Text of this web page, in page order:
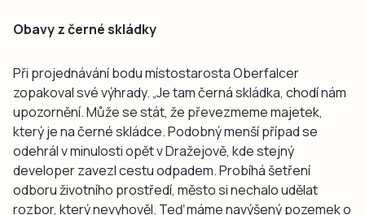
Obavy z černé skládky
Při projednávání bodu místostarosta Oberfalcer
zopakoval své výhrady. „Je tam černá skládka, chodí nám
upozornění. Může se stát, že převezmeme majetek,
který je na černé skládce. Podobný menší případ se
odehrál v minulosti opět v Dražejově, kde stejný
developer zavezl cestu odpadem. Probíhá šetření
odboru životního prostředí, město si nechalo udělat
rozbor, který nevyhověl. Teď máme navýšený pozemek o